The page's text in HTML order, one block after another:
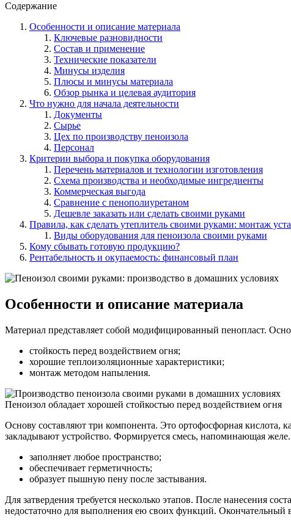
Содержание
Особенности и описание материала
Ключевые разновидности
Состав и применение
Технические показатели
Минусы изделия
Плюсы и минусы материала
Обзор рынка и целевая аудитория
Что нужно для начала деятельности
Документы
Сырье
Цех по производству пеноизола
Персонал
Критерии выбора и покупка оборудования
Перечень материалов и технологии изготовления
Схема производства и необходимые ингредиенты
Коммерческая выгода
Сравнение с пенополиуретаном
Дешевле заказать или сделать своими руками
Правила, как сделать утеплитель своими руками: монтаж
Виды оборудования для пеноизола своими руками
Кому сбывать готовую продукцию?
Рентабельность и окупаемость: финансовый план
Особенности и описание материала
Материал представляет собой модифицированный пенопласт.
стойкость перед воздействием огня;
хорошие теплоизоляционные характеристики;
монтаж методом напыления.
Пеноизол обладает хорошей стойкостью перед воздействием огня
Основу составляют три компонента. Это ортофосфорная
закладывают устройство. Формируется смесь, напоминающая
заполняет любое пространство;
обеспечивает герметичность;
образует пышную пену после застывания.
Для затвердения требуется несколько этапов. После нанесения
недостаточно для выполнения ею своих функций. Окончательный